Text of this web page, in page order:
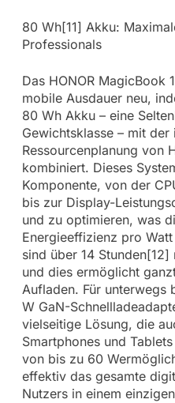
80 Wh[11] Akku:
Professionals
Das HONOR MagicBook
mobile Ausdauer neu,
80 Wh Akku – eine
Gewichtsklasse – mit der
Ressourcenplanung von
kombiniert. Dieses
Komponente, von der
bis zur Display-
und zu optimieren, was
Energieeffizienz pro
sind über 14
und dies ermöglicht
Aufladen. Für unterwegs
W GaN-
vielseitige Lösung, die
Smartphones und
von bis zu 60
effektiv das gesamte
Nutzers in einem